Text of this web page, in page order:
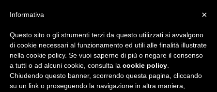
×
Informativa
Questo sito o gli strumenti terzi da questo utilizzati si avvalgono
di cookie necessari al funzionamento ed utili alle finalità illustrate
nella cookie policy. Se vuoi saperne di più o negare il consenso
a tutti o ad alcuni cookie, consulta la cookie policy
Chiudendo questo banner, scorrendo questa pagina, cliccando
su un link o proseguendo la navigazione in altra maniera,